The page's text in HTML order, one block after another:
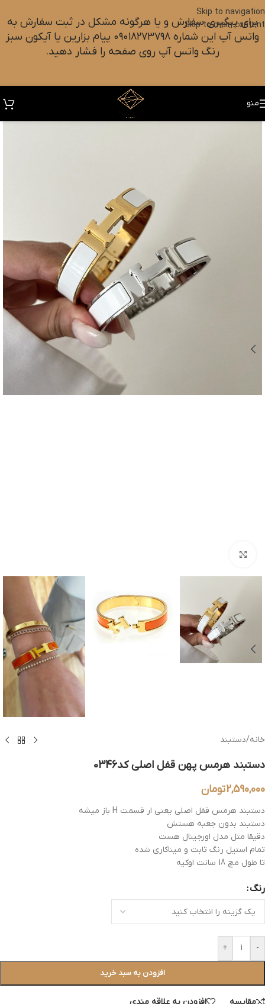
Skip to navigation
Skip to main content
برای پیگیری سفارش و یا هرگونه مشکل در ثبت سفارش به
واتس آپ این شماره ۰۹۰۱۸۲۷۳۷۹۸ پیام بزارین یا آیکون سبز
رنگ واتس آپ روی صفحه را فشار دهید.
منو
خانه/دستبند
دستبند هرمس پهن قفل اصلی کد0346
2,590,000تومان
دستبند هرمس قفل اصلی یعنی ار قسمت H باز میشه
دستبند بدون جعبه هستش
دقیقا مثل مدل اورجینال هست
تمام استیل رنگ ثابت و میناکاری شده
تا طول مچ 18 سانت اوکیه
رنگ
-
+
افزودن به سبد خرید
مقایسه افزودن به علاقه مندی